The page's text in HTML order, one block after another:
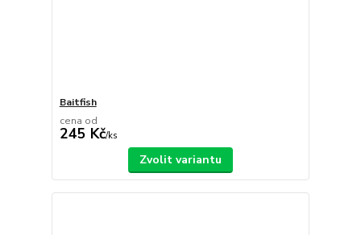
Baitfish
cena od
245 Kč/ks
Zvolit variantu